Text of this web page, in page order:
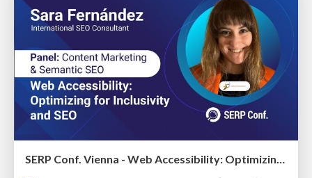
SERP Conf. Vienna - Web Accessibility: Optimizing for Inclusivity and SEO